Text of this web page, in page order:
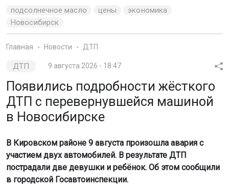
подсолнечное масло цены
экономика
Новосибирск
Главная Новости ДТП
ДТП 9 августа 2026 - 18:47
Появились подробности жёсткого
ДТП с перевернувшейся машиной
в Новосибирске
В Кировском районе 9 августа произошла авария с
участием двух автомобилей. В результате ДТП
пострадали две девушки и ребёнок. Об этом сообщили
в городской Госавтоинспекции.